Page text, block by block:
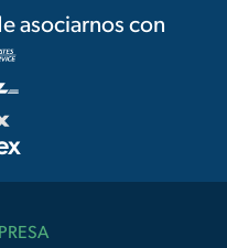
asociarnos con